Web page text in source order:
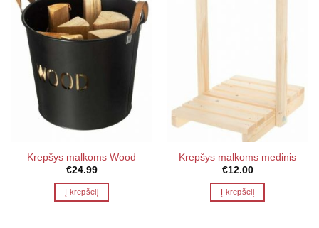
Krepšys malkoms Wood
€24.99
Į krepšelį
Krepšys malkoms medinis
€12.00
Į krepšelį